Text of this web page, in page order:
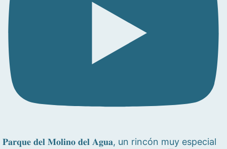
𝐏𝐚𝐫𝐪𝐮𝐞 𝐝𝐞𝐥 𝐌𝐨𝐥𝐢𝐧𝐨 𝐝𝐞𝐥 𝐀𝐠𝐮𝐚, un rincón muy especial